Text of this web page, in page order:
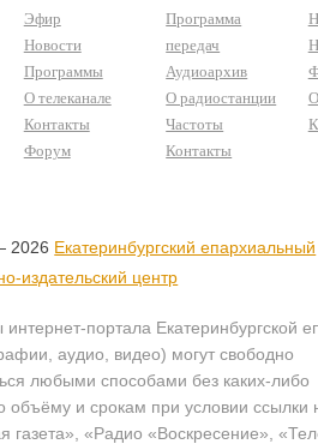
Эфир
Новости
Программы
О телеканале
Контакты
Форум
Программа
передач
Аудиоархив
О радиостанции
Частоты
Контакты
2026 Екатеринбургский епархиальный
издательский центр
портала Екатеринбургской
аудио, видео) могут свободно
любыми способами без каких-либо
объёму и срокам при условии ссылки
газета», «Радио «Воскресение»,